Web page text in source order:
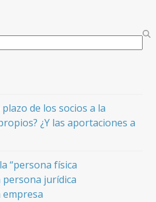
de los socios a la
¿Y las aportaciones a
“persona física
jurídica